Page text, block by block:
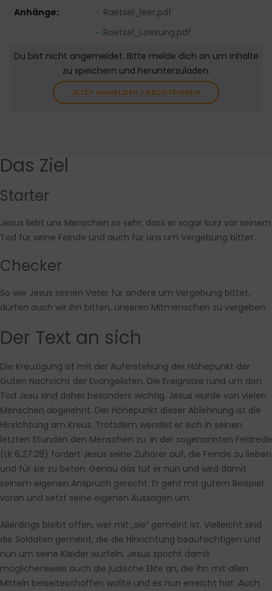
Anhänge:
Raetsel_leer.pdf
Raetsel_Loesung.pdf
Du bist nicht angemeldet. Bitte melde dich an um Inhalte
zu speichern und herunterzuladen.
JETZT ANMELDEN / REGISTRIEREN
Das Ziel
Starter
Jesus liebt uns Menschen so sehr, dass er sogar kurz vor seinem
Tod für seine Feinde und auch für uns um Vergebung bittet.
Checker
So wie Jesus seinen Vater für andere um Vergebung bittet,
dürfen auch wir ihn bitten, unseren Mitmenschen zu vergeben.
Der Text an sich
Die Kreuzigung ist mit der Auferstehung der Höhepunkt der
Guten Nachricht der Evangelisten. Die Ereignisse rund um den
Tod Jesu sind daher besonders wichtig. Jesus wurde von vielen
Menschen abgelehnt. Der Höhepunkt dieser Ablehnung ist die
Hinrichtung am Kreuz. Trotzdem wendet er sich in seinen
letzten Stunden den Menschen zu. In der sogenannten Feldrede
(Lk 6,27.28) fordert Jesus seine Zuhörer auf, die Feinde zu lieben
und für sie zu beten. Genau das tut er nun und wird damit
seinem eigenen Anspruch gerecht. Er geht mit gutem Beispiel
voran und setzt seine eigenen Aussagen um.
Allerdings bleibt offen, wer mit „sie“ gemeint ist. Vielleicht sind
die Soldaten gemeint, die die Hinrichtung beaufsichtigen und
nun um seine Kleider würfeln. Jesus spricht damit
möglicherweise auch die jüdische Elite an, die ihn mit allen
Mitteln beiseiteschaffen wollte und es nun erreicht hat. Auch